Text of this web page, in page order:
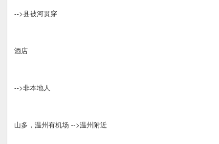
-->县被河贯穿
酒店
-->非本地人
山多，温州有机场 -->温州附近